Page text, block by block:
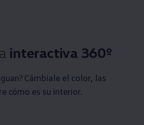
interactiva 360º
? Cámbiale el color, las
cómo es su interior.